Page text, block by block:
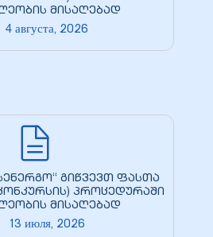
მისაღებად
4 августа, 2026
გიწვევთ ფასთა
პროცედურაში
მისაღებად
13 июля, 2026